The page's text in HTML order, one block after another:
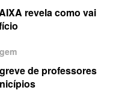
revela como vai
de professores